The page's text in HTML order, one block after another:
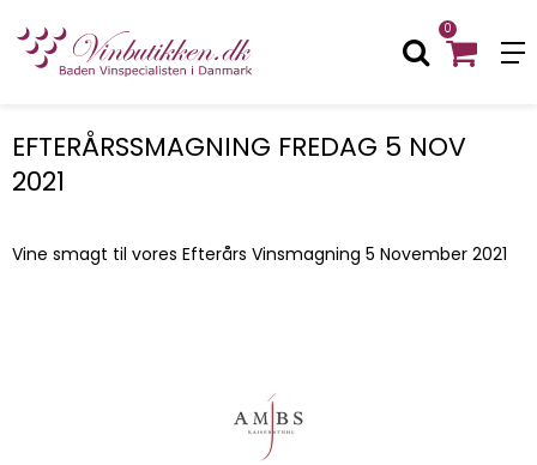
0
EFTERÅRSSMAGNING FREDAG 5 NOV
2021
Vine smagt til vores Efterårs Vinsmagning 5 November 2021